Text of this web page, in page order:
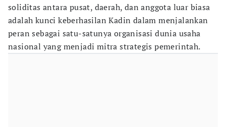
soliditas antara pusat, daerah, dan anggota luar biasa
adalah kunci keberhasilan Kadin dalam menjalankan
peran sebagai satu-satunya organisasi dunia usaha
nasional yang menjadi mitra strategis pemerintah.